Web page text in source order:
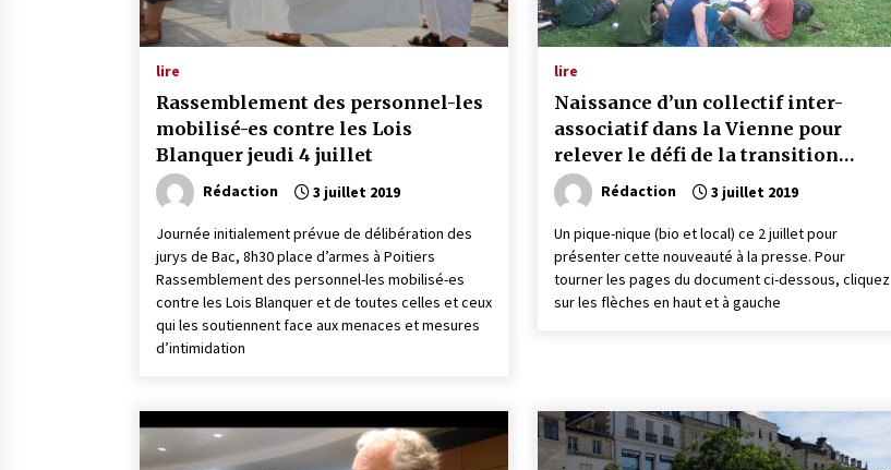
lire
Rassemblement des personnel-les
mobilisé-es contre les Lois
Blanquer jeudi 4 juillet
Rédaction 3 juillet 2019
Journée initialement prévue de délibération des
jurys de Bac, 8h30 place d’armes à Poitiers
Rassemblement des personnel-les mobilisé-es
contre les Lois Blanquer et de toutes celles et ceux
qui les soutiennent face aux menaces et mesures
d’intimidation
lire
Naissance d’un collectif inter-
associatif dans la Vienne pour
relever le défi de la transition
écologique
Rédaction 3 juillet 2019
Un pique-nique (bio et local) ce 2 juillet pour
présenter cette nouveauté à la presse. Pour
tourner les pages du document ci-dessous, cliquez
sur les flèches en haut et à gauche